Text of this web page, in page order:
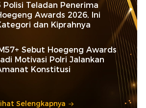
Polisi Teladan Penerima
Awards 2026, Ini
dan Kiprahnya
Sebut Hoegeng Awards
Motivasi Polri Jalankan
Konstitusi
Selengkapnya